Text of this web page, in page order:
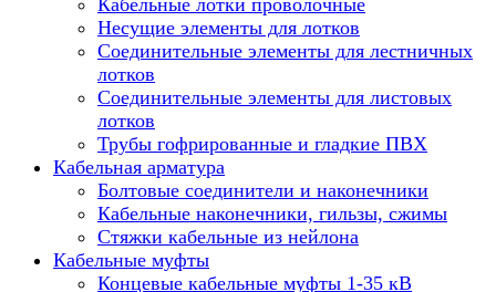
Кабельные лотки проволочные
Несущие элементы для лотков
Соединительные элементы для лестничных
лотков
Соединительные элементы для листовых
лотков
Трубы гофрированные и гладкие ПВХ
Кабельная арматура
Болтовые соединители и наконечники
Кабельные наконечники, гильзы, сжимы
Стяжки кабельные из нейлона
Кабельные муфты
Концевые кабельные муфты 1-35 кВ